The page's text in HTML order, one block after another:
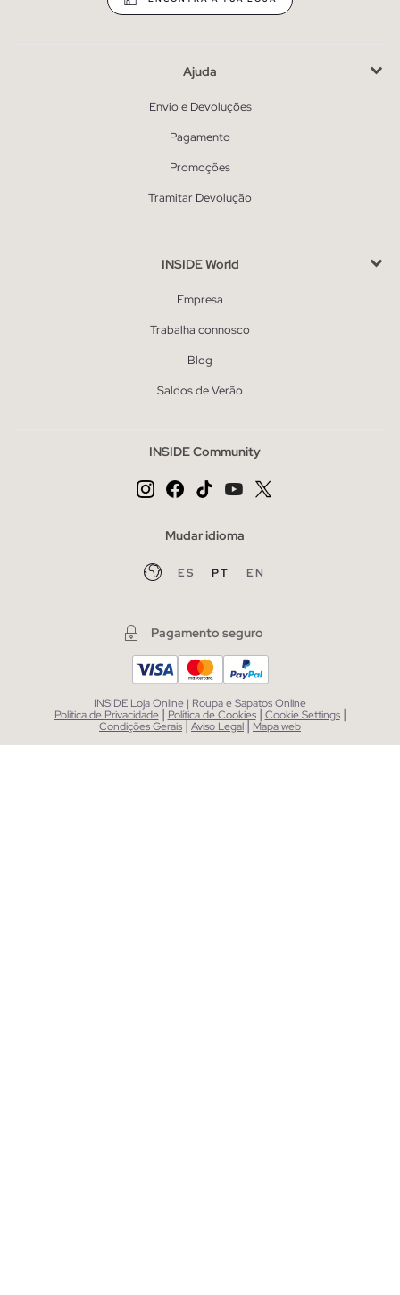
Ajuda
Envio e Devoluções
Pagamento
Promoções
Tramitar Devolução
INSIDE World
Empresa
Trabalha connosco
Blog
Saldos de Verão
INSIDE Community
Mudar idioma
ES PT EN
Pagamento seguro
INSIDE Loja Online | Roupa e Sapatos Online
Política de Privacidade | Política de Cookies | Cookie Settings |
Condições Gerais|Aviso Legal| Mapa web